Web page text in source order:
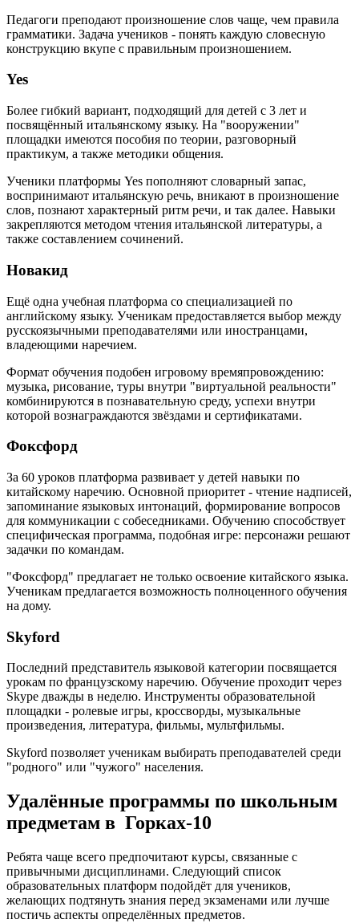
Педагоги преподают произношение слов чаще, чем правила
грамматики. Задача учеников - понять каждую словесную
конструкцию вкупе с правильным произношением.
Yes
Более гибкий вариант, подходящий для детей с 3 лет и
посвящённый итальянскому языку. На "вооружении"
площадки имеются пособия по теории, разговорный
практикум, а также методики общения.
Ученики платформы Yes пополняют словарный запас,
воспринимают итальянскую речь, вникают в произношение
слов, познают характерный ритм речи, и так далее. Навыки
закрепляются методом чтения итальянской литературы, а
также составлением сочинений.
Новакид
Ещё одна учебная платформа со специализацией по
английскому языку. Ученикам предоставляется выбор между
русскоязычными преподавателями или иностранцами,
владеющими наречием.
Формат обучения подобен игровому времяпровождению:
музыка, рисование, туры внутри "виртуальной реальности"
комбинируются в познавательную среду, успехи внутри
которой вознаграждаются звёздами и сертификатами.
Фоксфорд
За 60 уроков платформа развивает у детей навыки по
китайскому наречию. Основной приоритет - чтение надписей,
запоминание языковых интонаций, формирование вопросов
для коммуникации с собеседниками. Обучению способствует
специфическая программа, подобная игре: персонажи решают
задачки по командам.
"Фоксфорд" предлагает не только освоение китайского языка.
Ученикам предлагается возможность полноценного обучения
на дому.
Skyford
Последний представитель языковой категории посвящается
урокам по французскому наречию. Обучение проходит через
Skype дважды в неделю. Инструменты образовательной
площадки - ролевые игры, кроссворды, музыкальные
произведения, литература, фильмы, мультфильмы.
Skyford позволяет ученикам выбирать преподавателей среди
"родного" или "чужого" населения.
Удалённые программы по школьным
предметам в Горках-10
Ребята чаще всего предпочитают курсы, связанные с
привычными дисциплинами. Следующий список
образовательных платформ подойдёт для учеников,
желающих подтянуть знания перед экзаменами или лучше
постичь аспекты определённых предметов.